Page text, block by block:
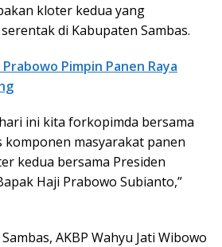
kloter kedua yang
di Kabupaten Sambas.
Pimpin Panen Raya
ini kita forkopimda bersama
komponen masyarakat panen
kedua bersama Presiden
Haji Prabowo Subianto,”
AKBP Wahyu Jati Wibowo